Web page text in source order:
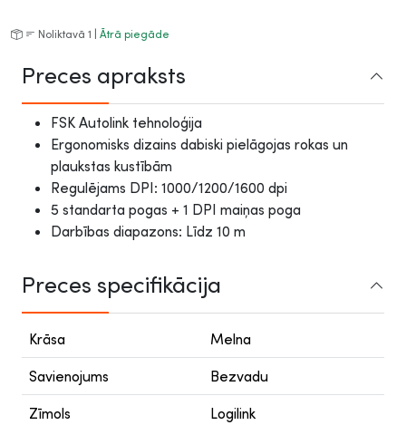
Noliktavā 1 | Ātrā piegāde
Preces apraksts
FSK Autolink tehnoloģija
Ergonomisks dizains dabiski pielāgojas rokas un
plaukstas kustībām
Regulējams DPI: 1000/1200/1600 dpi
5 standarta pogas + 1 DPI maiņas poga
Darbības diapazons: Līdz 10 m
Preces specifikācija
Krāsa Melna
Savienojums Bezvadu
Zīmols Logilink